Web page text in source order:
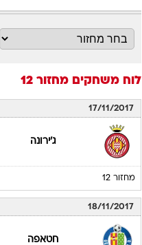
לוח משחקים מחזור 12
17/11/2017
ג'ירונה
מחזור 12
18/11/2017
חטאפה